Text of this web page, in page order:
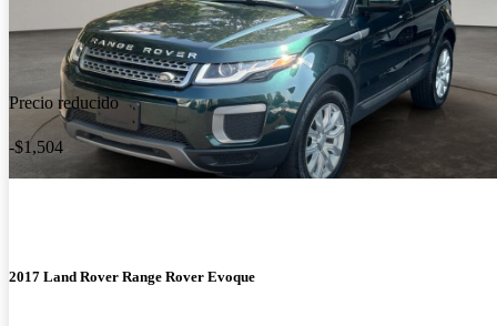
Precio reducido
-$1,504
2017 Land Rover Range Rover Evoque